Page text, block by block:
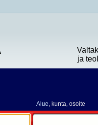
ja
Alue, kunta, osoite